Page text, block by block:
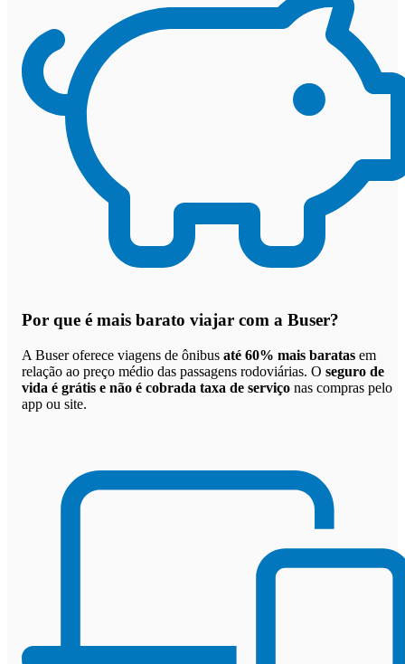
Por que é mais barato viajar com a Buser?
A Buser oferece viagens de ônibus até 60% mais baratas em
relação ao preço médio das passagens rodoviárias. O seguro de
vida é grátis e não é cobrada taxa de serviço nas compras pelo
app ou site.